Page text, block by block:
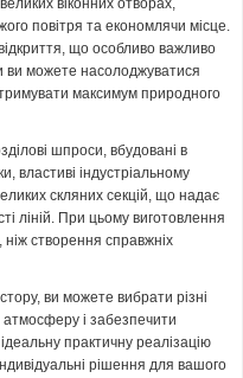
віконних отворах,
повітря та економлячи місце.
що особливо важливо
ви можете насолоджуватися
максимум природного
шпроси, вбудовані в
властиві індустріальному
скляних секцій, що надає
ліній. При цьому виготовлення
створення справжніх
ви можете вибрати різні
атмосферу і забезпечити
практичну реалізацію
рішення для вашого